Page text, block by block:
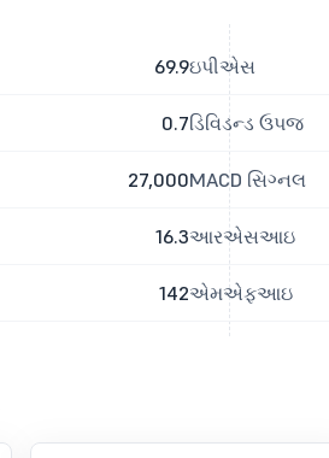
69.9
0.7
27,000
16.3
142
ઇપીએસ
ડિવિડન્ડ ઉપજ
MACD સિગ્નલ
આરએસઆઇ
એમએફઆઇ